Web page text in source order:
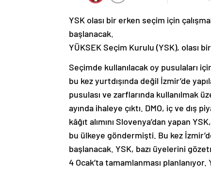
YSK olası bir erken seçim için
başlanacak.
YÜKSEK Seçim Kurulu (YSK), olası
Seçimde kullanılacak oy pusulaları
bu kez yurtdışında değil İzmir’de
pusulası ve zarflarında kullanılmak
ayında ihaleye çıktı. DMO, iç ve dış
kâğıt alımını Slovenya’dan yapan
bu ülkeye göndermişti. Bu kez
başlanacak. YSK, bazı üyelerini
4 Ocak’ta tamamlanması